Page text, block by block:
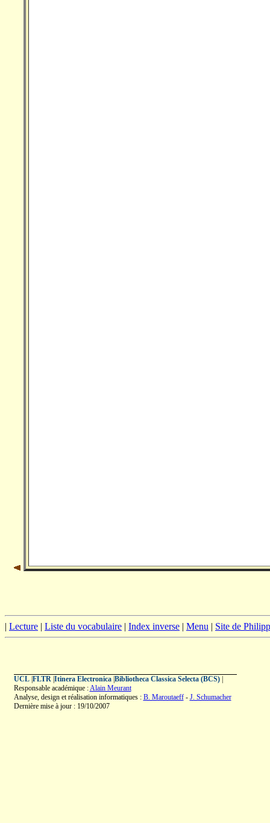
| Lecture | Liste du vocabulaire | Index inverse | Menu | Site de
UCL| FLTR| Itinera Electronica| Bibliotheca Classica Selecta (BCS)|
Responsable académique :Alain Meurant
Analyse, design et réalisation informatiques : B. Maroutaeff- J. Schumacher
Dernière mise à jour : 19/10/2007